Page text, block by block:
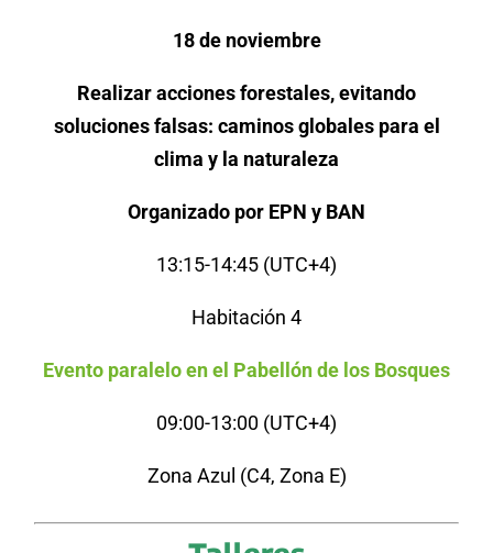
18 de noviembre
Realizar acciones forestales, evitando
soluciones falsas: caminos globales para el
clima y la naturaleza
Organizado por EPN y BAN
13:15-14:45 (UTC+4)
Habitación 4
Evento paralelo en el Pabellón de los Bosques
09:00-13:00 (UTC+4)
Zona Azul (C4, Zona E)